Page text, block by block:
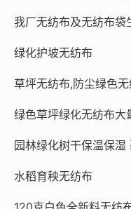
我厂无纺布及无纺布袋
绿化护坡无纺布
草坪无纺布,防尘绿色
绿色草坪绿化无纺布大
园林绿化树干保温保湿
水稻育秧无纺布